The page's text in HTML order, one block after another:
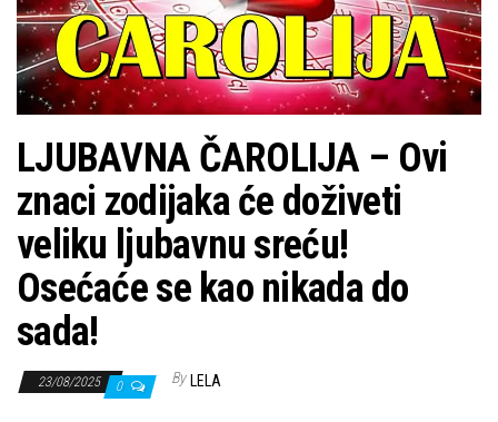
LJUBAVNA ČAROLIJA – Ovi
znaci zodijaka će doživeti
veliku ljubavnu sreću!
Osećaće se kao nikada do
sada!
23/08/2025 0 By LELA